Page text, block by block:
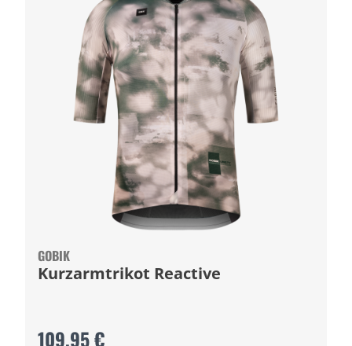
GOBIK
Kurzarmtrikot Reactive
109,95 €